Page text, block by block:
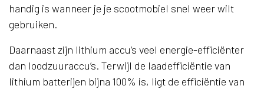
handig is wanneer je je scootmobiel snel weer wilt
gebruiken.
Daarnaast zijn lithium accu’s veel energie-efficiënter
dan loodzuuraccu’s. Terwijl de laadefficiëntie van
lithium batterijen bijna 100% is, ligt de efficiëntie van